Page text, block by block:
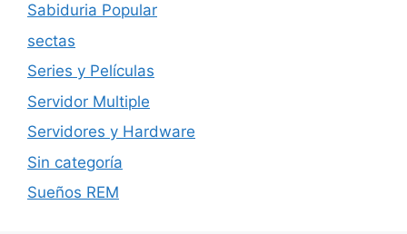
Sabiduria Popular
sectas
Series y Películas
Servidor Multiple
Servidores y Hardware
Sin categoría
Sueños REM